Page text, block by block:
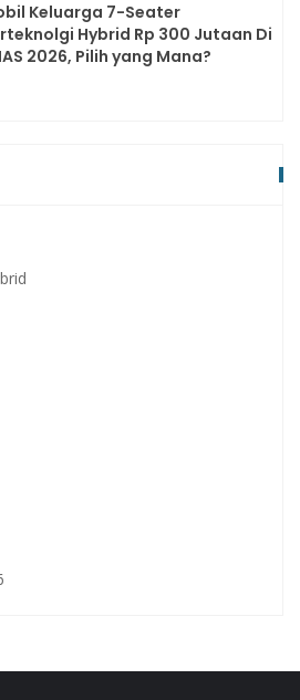
Keluarga 7-Seater
Hybrid Rp 300 Jutaan Di
2026, Pilih yang Mana?